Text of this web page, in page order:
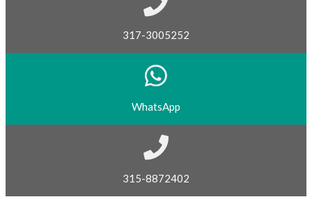
317-3005252
WhatsApp
315-8872402